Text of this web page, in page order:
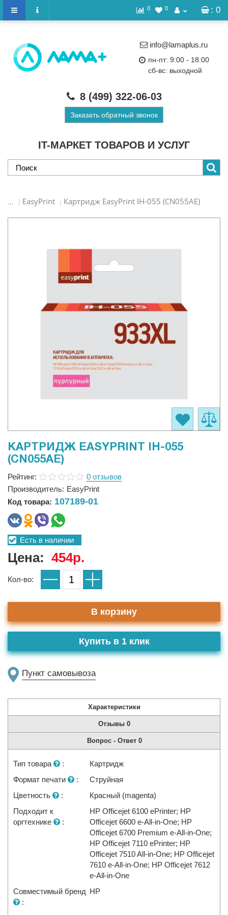
: 0
0 0
IT-МАРКЕТ ТОВАРОВ И УСЛУГ
info@lamaplus.ru
пн-пт: 9:00 - 18:00
сб-вс: выходной
8 (499) 322-06-03
Заказать обратный звонок
... EasyPrint Картридж EasyPrint IH-055 (CN055AE)
КАРТРИДЖ EASYPRINT IH-055
(CN055AE)
Рейтинг:
0 отзывов
Производитель: EasyPrint
Код товара: 107189-01
Есть в наличии
Цена: 454р.
Кол-во:
В корзину
Пункт самовывоза
Купить в 1 клик
Характеристики
Отзывы 0
Вопрос - Ответ 0
Тип товара :
Картридж
Формат печати
:
Струйная
Цветность
:
Красный (magenta)
Подходит к
оргтехнике
:
HP Officejet 6100 ePrinter; HP
Officejet 6600 e-All-in-One; HP
Officejet 6700 Premium e-All-in-One;
HP Officejet 7110 ePrinter; HP
Officejet 7510 All-in-One; HP Officejet
7610 e-All-in-One; HP Officejet 7612
e-All-in-One
Совместимый бренд
:
HP